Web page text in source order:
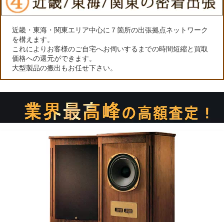
近畿・東海・関東エリア中心に７箇所の出張拠点ネットワーク
を構えます。
これによりお客様のご自宅へお伺いするまでの時間短縮と買取
価格への還元ができます。
大型製品の搬出もお任せ下さい。